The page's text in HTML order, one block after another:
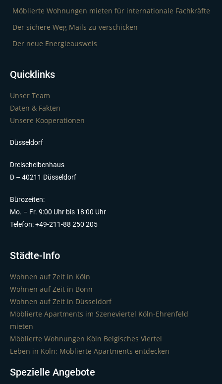
Möblierte Wohnungen mieten für internationale Fachkräfte
Der sichere Weg Mails zu verschicken
Der neue Energieausweis
Quicklinks
Unser Team
Daten & Fakten
Unsere Kooperationen
Düsseldorf
Dreischeibenhaus
D – 40211 Düsseldorf
Bürozeiten:
Mo. – Fr. 9:00 Uhr bis 18:00 Uhr
Telefon: +49-211-88 250 205
Städte-Info
Wohnen auf Zeit in Köln
Wohnen auf Zeit in Bonn
Wohnen auf Zeit in Düsseldorf
Möblierte Apartments im Szeneviertel Köln-Ehrenfeld
mieten
Möblierte Wohnungen Köln Belgisches Viertel
Leben in Köln: Möblierte Apartments entdecken
Spezielle Angebote